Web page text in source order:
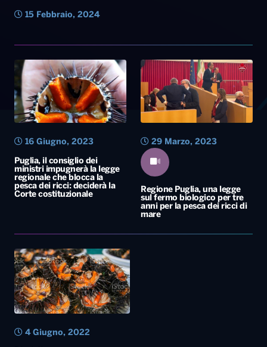
15 Febbraio, 2024
Puglia, il consiglio dei
ministri impugnerà la legge
regionale che blocca la
pesca dei ricci: deciderà la
Corte costituzionale
16 Giugno, 2023
Regione Puglia, una legge
sul fermo biologico per tre
anni per la pesca dei ricci di
mare
29 Marzo, 2023
4 Giugno, 2022